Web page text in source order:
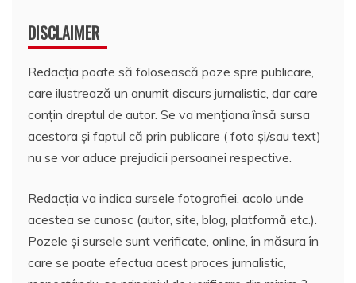
DISCLAIMER
Redacția poate să folosească poze spre publicare,
care ilustrează un anumit discurs jurnalistic, dar care
conțin dreptul de autor. Se va menționa însă sursa
acestora și faptul că prin publicare ( foto și/sau text)
nu se vor aduce prejudicii persoanei respective.
Redacția va indica sursele fotografiei, acolo unde
acestea se cunosc (autor, site, blog, platformă etc.).
Pozele și sursele sunt verificate, online, în măsura în
care se poate efectua acest proces jurnalistic,